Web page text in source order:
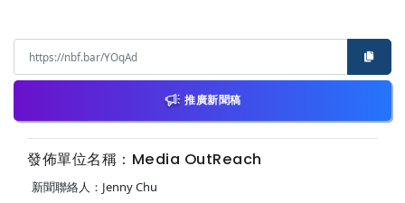
推廣新聞稿
發佈單位名稱：Media OutReach
新聞聯絡人：Jenny Chu